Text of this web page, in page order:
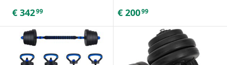
€ 34299 € 20099